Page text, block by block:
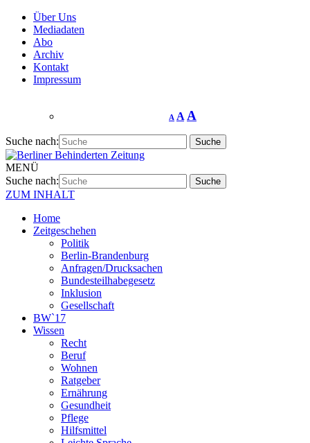
Über Uns
Mediadaten
Abo
Archiv
Kontakt
Impressum
A A A
Suche nach:
MENÜ
Suche nach:
ZUM INHALT
Home
Zeitgeschehen
Politik
Berlin-Brandenburg
Anfragen/Drucksachen
Bundesteilhabegesetz
Inklusion
Gesellschaft
BW`17
Wissen
Recht
Beruf
Wohnen
Ratgeber
Ernährung
Gesundheit
Pflege
Hilfsmittel